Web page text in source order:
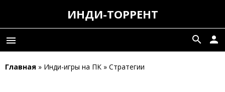
ИНДИ-ТОРРЕНТ
menu person
search
Главная » Инди-игры на ПК » Стратегии